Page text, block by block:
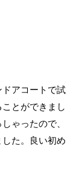
アコートで試
とができまし
ゃったので、
た。良い初め